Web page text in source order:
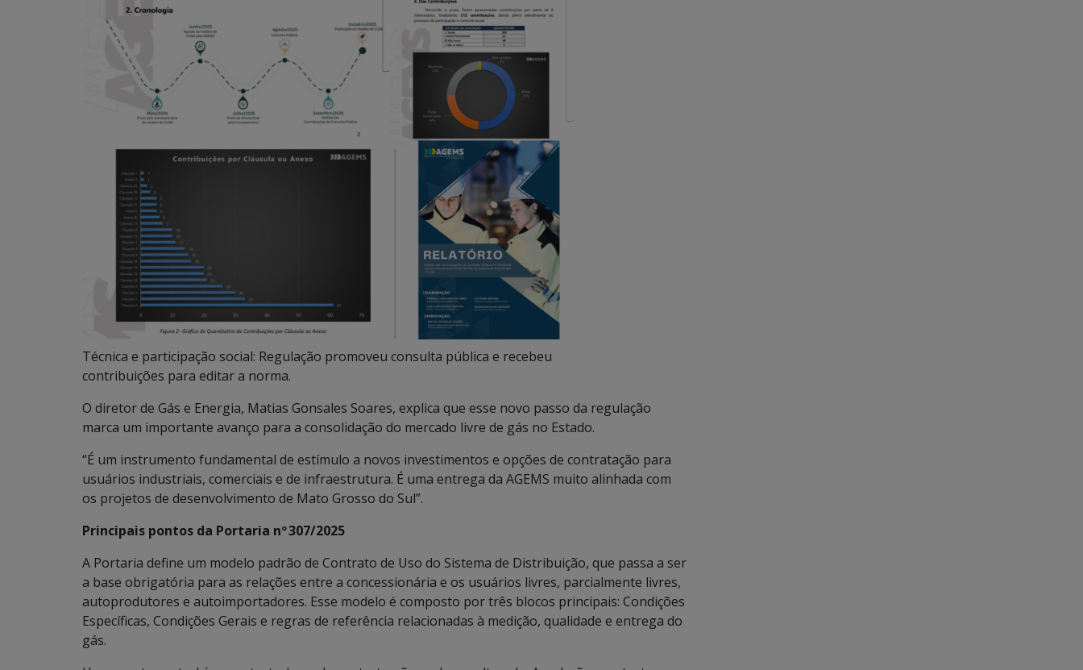
Técnica e participação social: Regulação promoveu consulta pública e recebeu
contribuições para editar a norma.
O diretor de Gás e Energia, Matias Gonsales Soares, explica que esse novo passo da regulação
marca um importante avanço para a consolidação do mercado livre de gás no Estado.
“É um instrumento fundamental de estímulo a novos investimentos e opções de contratação para
usuários industriais, comerciais e de infraestrutura. É uma entrega da AGEMS muito alinhada com
os projetos de desenvolvimento de Mato Grosso do Sul”.
Principais pontos da Portaria nº 307/2025
A Portaria define um modelo padrão de Contrato de Uso do Sistema de Distribuição, que passa a ser
a base obrigatória para as relações entre a concessionária e os usuários livres, parcialmente livres,
autoprodutores e autoimportadores. Esse modelo é composto por três blocos principais: Condições
Específicas, Condições Gerais e regras de referência relacionadas à medição, qualidade e entrega do
gás.